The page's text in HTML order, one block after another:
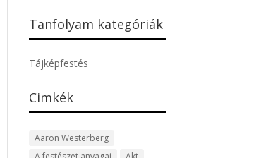
Tanfolyam kategóriák
Tájképfestés
Cimkék
Aaron Westerberg